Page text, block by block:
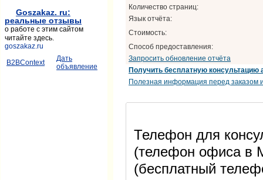
Количество страниц:
Язык отчёта:
Стоимость:
Способ предоставления:
Запросить обновление отчёта
Получить бесплатную консультацию
Полезная информация перед заказом
Телефон для
(телефон офиса в
(бесплатный
Goszakaz. ru:
реальные отзывы
о работе с этим сайтом
читайте здесь.
goszakaz.ru
B2BContext
Дать
объявление